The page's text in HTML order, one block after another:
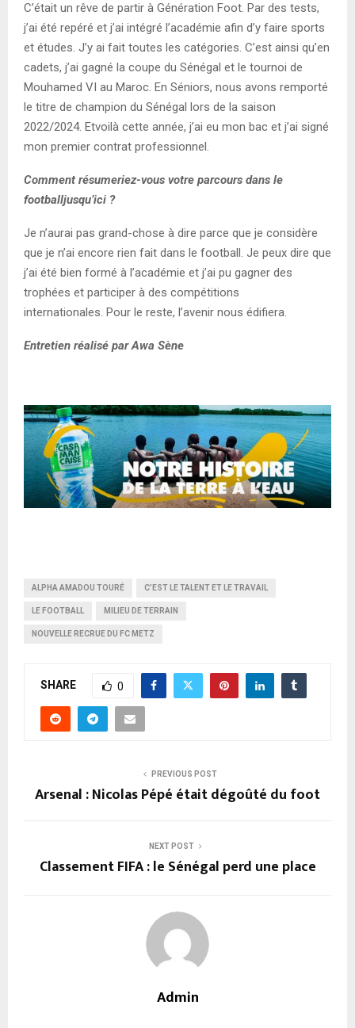
C’était un rêve de partir à Génération Foot. Par des tests,
j’ai été repéré et j’ai intégré l’académie afin d’y faire sports
et études. J’y ai fait toutes les catégories. C’est ainsi qu’en
cadets, j’ai gagné la coupe du Sénégal et le tournoi de
Mouhamed VI au Maroc. En Séniors, nous avons remporté
le titre de champion du Sénégal lors de la saison
2022/2024. Etvoilà cette année, j’ai eu mon bac et j’ai signé
mon premier contrat professionnel.
Comment résumeriez-vous votre parcours dans le
footballjusqu’ici ?
Je n’aurai pas grand-chose à dire parce que je considère
que je n’ai encore rien fait dans le footbal l. Je peux dire que
j’ai été bien formé à l’académie et j’ai pu gagner des
trophées et participer à des compétitions
internationales. Pour le reste, l’avenir nous édifiera.
Entretien réalisé par Awa Sène
ALPHA AMADOU TOURÉ C’EST LE TALENT ET LE TRAVAIL
LE FOOTBALL MILIEU DE TERRAIN
NOUVELLE RECRUE DU FC METZ
SHARE 0
PREVIOUS POST
Arsenal : Nicolas Pépé était dégoûté du foot
NEXT POST
Classement FIFA : le Sénégal perd une place
Admin